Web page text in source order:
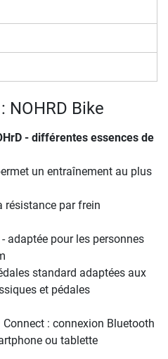
NOHRD Bike
- différentes essences de
un entraînement au plus
résistance par frein
adaptée pour les personnes
standard adaptées aux
et pédales
: connexion Bluetooth
ou tablette